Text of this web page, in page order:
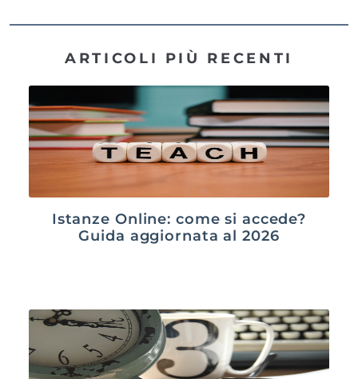
ARTICOLI PIÙ RECENTI
Istanze Online: come si accede?
Guida aggiornata al 2026